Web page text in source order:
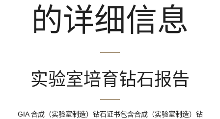
的详细信息
实验室培育钻石报告
GIA 合成（实验室制造）钻石证书包含合成（实验室制造）钻